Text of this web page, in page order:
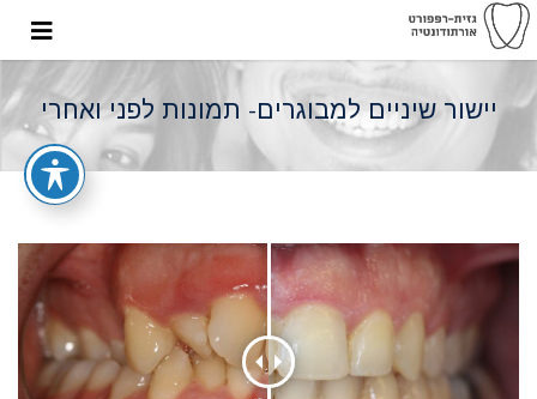
יישור שיניים למבוגרים- תמונות לפני ואחרי